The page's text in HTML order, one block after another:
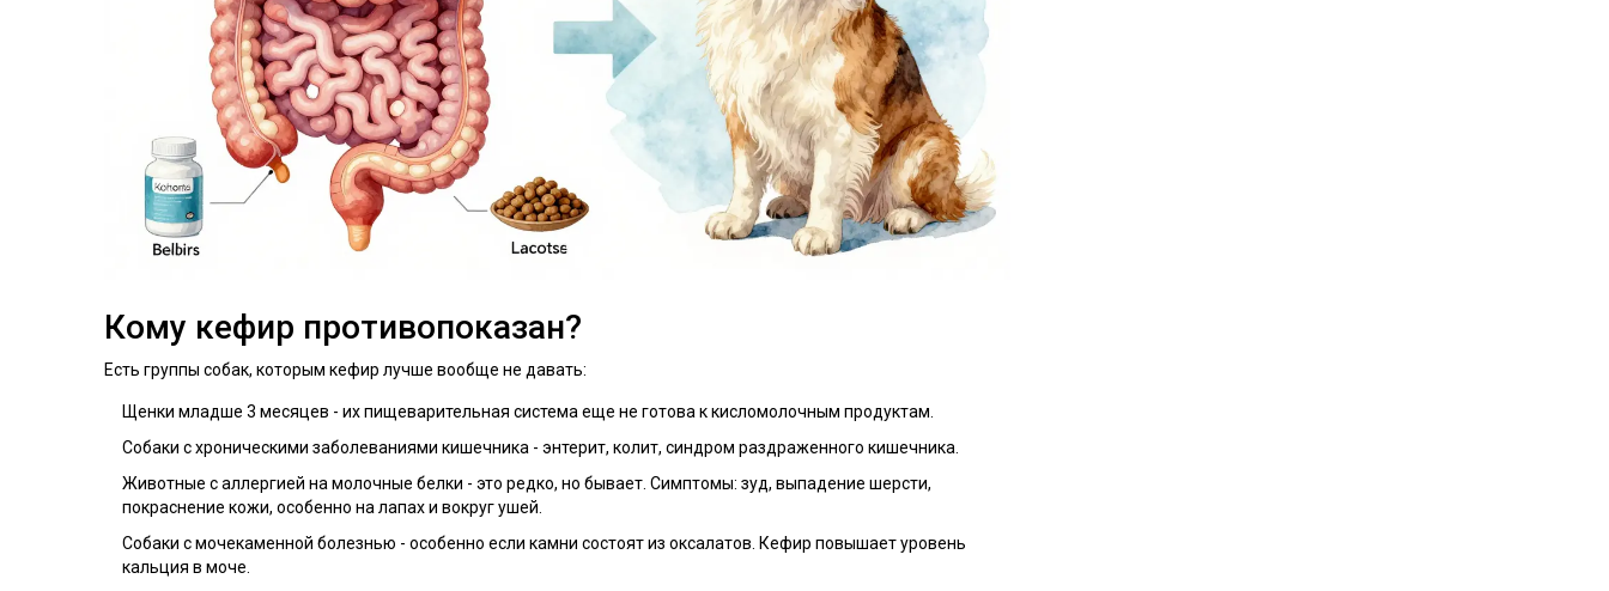
Кому кефир противопоказан?
Есть группы собак, которым кефир лучше вообще не давать:
Щенки младше 3 месяцев - их пищеварительная система еще не готова к кисломолочным продуктам.
Собаки с хроническими заболеваниями кишечника - энтерит, колит, синдром раздраженного кишечника.
Животные с аллергией на молочные белки - это редко, но бывает. Симптомы: зуд, выпадение шерсти,
покраснение кожи, особенно на лапах и вокруг ушей.
Собаки с мочекаменной болезнью - особенно если камни состоят из оксалатов. Кефир повышает уровень
кальция в моче.